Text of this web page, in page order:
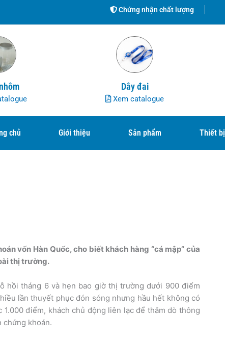
Chứng nhận chất lượng
Dây đai
Xem catalogue
chủ Giới thiệu Sản phẩm Thiết bị
vốn Hàn Quốc, cho biết khách hàng “cá mập” của
thị trường.
hồi tháng 6 và hẹn bao giờ thị trường dưới 900 điểm
lần thuyết phục đón sóng nhưng hầu hết không có
điểm, khách chủ động liên lạc để thăm dò thông
chứng khoán.